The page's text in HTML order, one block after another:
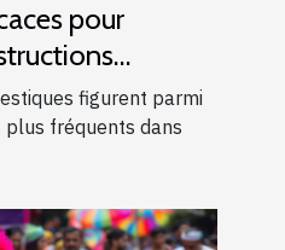
pour
figurent parmi
fréquents dans